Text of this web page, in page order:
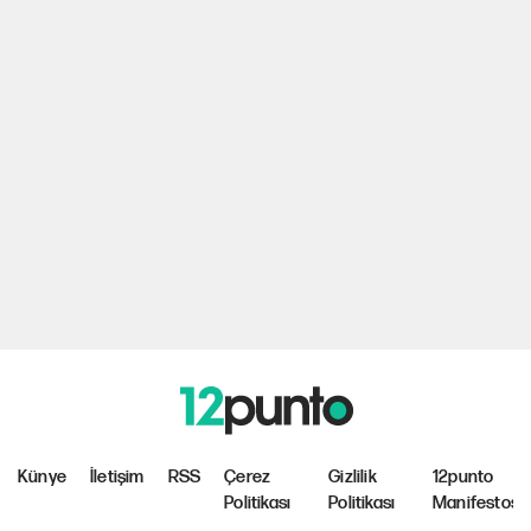
Künye İletişim RSS
Çerez
Politikası
Gizlilik
Politikası
12punto
Manifestosu